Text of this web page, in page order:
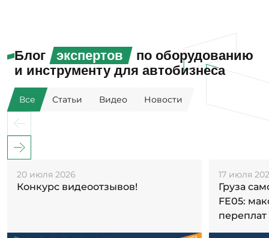
Блог экспертов
по оборудованию
и инструменту для автобизнеса
Все Статьи Видео Новости
20 июля 2026
Конкурс видеоотзывов!
17 июля
Груза
FE05:
переплат